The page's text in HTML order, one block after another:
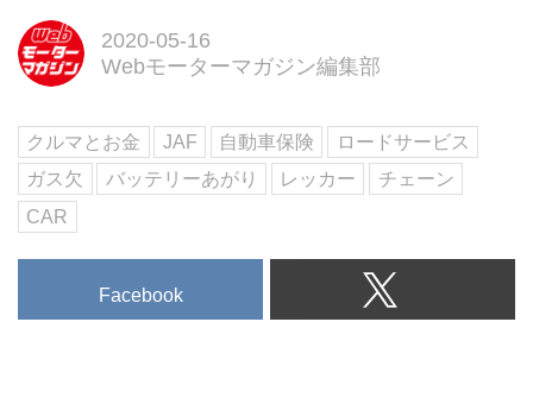
2020-05-16
Webモーターマガジン編集部
クルマとお金 JAF 自動車保険
ロードサービス
ガス欠
バッテリーあがり レッカー
チェーン
CAR
Facebook